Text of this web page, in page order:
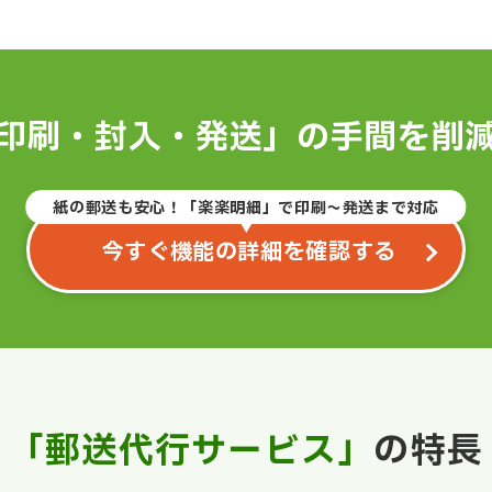
刷・封入・発送」の手間を削
紙の郵送も安心！「楽楽明細」で印刷～発送まで対応
今すぐ機能の詳細を確認する
「郵送代行サービス」 の特長